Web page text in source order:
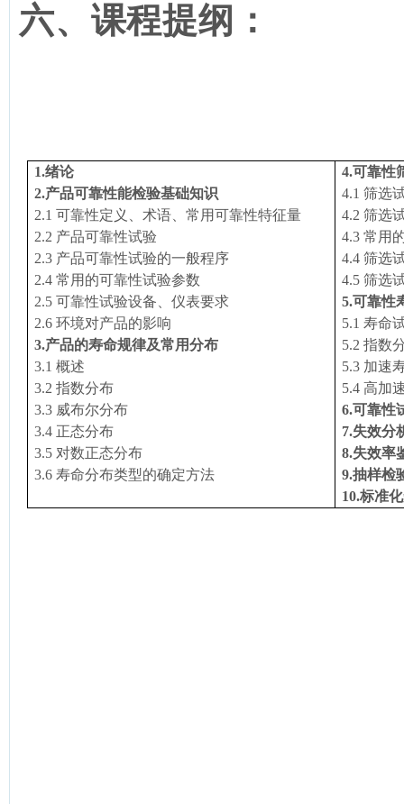
六、课程提纲：
1.绪论
2.产品可靠性能检验基础知识
2.1可靠性定义、术语、常用可靠性特征量
2.2 产品可靠性试验
2.3 产品可靠性试验的一般程序
2.4常用的可靠性试验参数
2.5可靠性试验设备、仪表要求
2.6环境对产品的影响
3.产品的寿命规律及常用分布
3.1概述
3.2指数分布
3.3 威布尔分布
3.4 正态分布
3.5 对数正态分布
3.6寿命分布类型的确定方法
4.可靠性
4.1筛选
4.2筛选
4.3常用
4.4筛选
4.5筛选
5.可靠性
5.1寿命
5.2指数
5.3 加速
5.4高加
6.可靠性
7.失效分
8.失效率
9.抽样检
10.标准